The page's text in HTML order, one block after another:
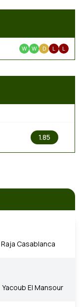
W W D L L
1.85
Raja Casablanca
Yacoub El Mansour